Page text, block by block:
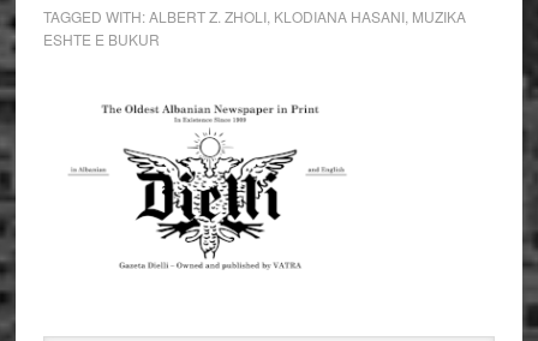
TAGGED WITH:ALBERT Z. ZHOLI, KLODIANA HASANI, MUZIKA
ESHTE E BUKUR